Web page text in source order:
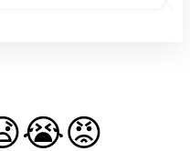
😭😡